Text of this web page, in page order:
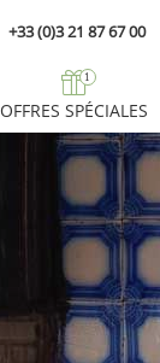
1
OFFRES SPÉCIALES
+33 (0)3 21 87 67 00